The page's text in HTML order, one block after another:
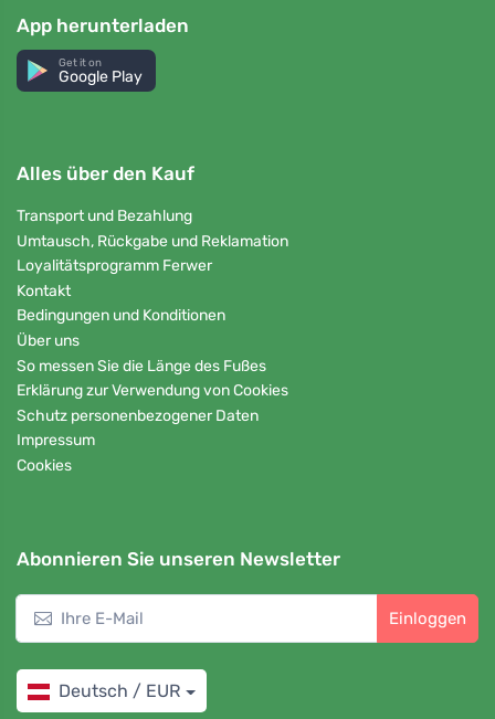
App herunterladen
Get it on
Google Play
Alles über den Kauf
Transport und Bezahlung
Umtausch, Rückgabe und Reklamation
Loyalitätsprogramm Ferwer
Kontakt
Bedingungen und Konditionen
Über uns
So messen Sie die Länge des Fußes
Erklärung zur Verwendung von Cookies
Schutz personenbezogener Daten
Impressum
Cookies
Abonnieren Sie unseren Newsletter
Einloggen
Deutsch / EUR